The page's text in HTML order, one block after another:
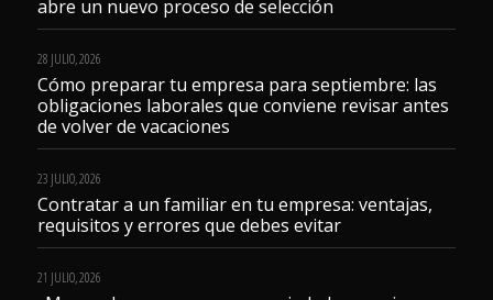
abre un nuevo proceso de selección
28 JULIO, 2026
Cómo preparar tu empresa para septiembre: las
obligaciones laborales que conviene revisar antes
de volver de vacaciones
23 JULIO, 2026
Contratar a un familiar en tu empresa: ventajas,
requisitos y errores que debes evitar
21 JULIO, 2026